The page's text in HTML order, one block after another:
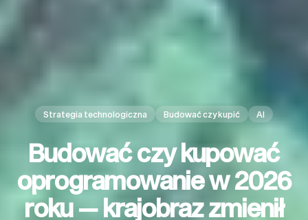
Strategia technologiczna Budować czy kupić AI
Budować czy kupować
oprogramowanie w 2026
roku — krajobraz zmienił